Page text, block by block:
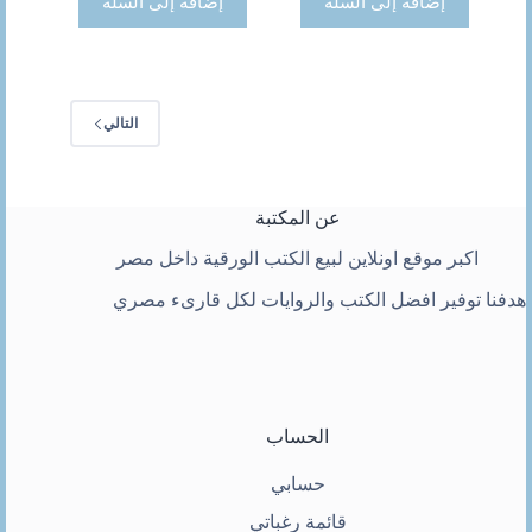
التالي
عن المكتبة
اكبر موقع اونلاين لبيع الكتب الورقية داخل مصر
هدفنا توفير افضل الكتب والروايات لكل قارىء مصري
الحساب
حسابي
قائمة رغباتي